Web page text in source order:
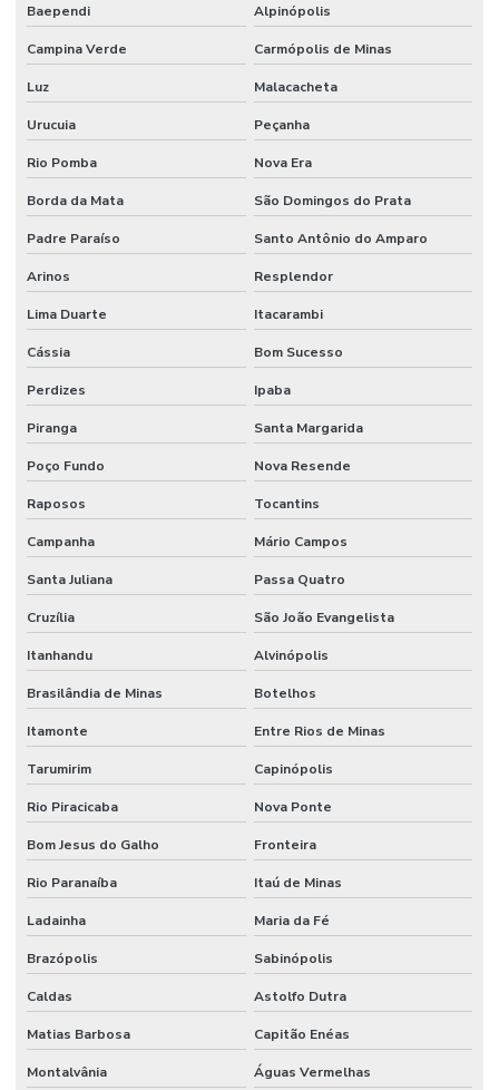
Terminal Hidráulico Flange Minas Gerais
Terminal Hidráulico Flange Reto 45 Graus 90 Graus
Terminal Hidráulico Giratório 60 Graus
Terminal Hidráulico Orfs
Terminal Hidráulico Para Mangueira
Terminal Hidráulico Unf Jic Para Mangueiras
Terminal Hidráulico Variado Minas Gerais
Terminal Macho Fixo Para Mangueira Minas Gerais
Terminal Macho Métrico Sede 24 Graus Mg
Terminal Macho Unf Jic 37 Graus
Terminal Métrico Macho
Tomada De Força Acionadora De Bomba Hidráulica
Tomada De Força Para Bomba Hidráulica Em Minas Gerais
Usinagem De Metais
Usinagem De Nylon Sob Medida
Válvula Para Sistema Hidráulico
Válvula Reguladora De Fluxo
Válvula Segurança
Válvula Solenoide
Vedações Chevron Em Minas Gerais
Vedações Chevron Hidráulicas
Baependi Alpinópolis
Campina Verde Carmópolis de Minas
Luz Malacacheta
Urucuia Peçanha
Rio Pomba Nova Era
Borda da Mata São Domingos do Prata
Padre Paraíso Santo Antônio do Amparo
Arinos Resplendor
Lima Duarte Itacarambi
Cássia Bom Sucesso
Perdizes Ipaba
Piranga Santa Margarida
Poço Fundo Nova Resende
Raposos Tocantins
Campanha Mário Campos
Santa Juliana Passa Quatro
Cruzília São João Evangelista
Itanhandu Alvinópolis
Brasilândia de Minas Botelhos
Itamonte Entre Rios de Minas
Tarumirim Capinópolis
Rio Piracicaba Nova Ponte
Bom Jesus do Galho Fronteira
Rio Paranaíba Itaú de Minas
Ladainha Maria da Fé
Brazópolis Sabinópolis
Caldas Astolfo Dutra
Matias Barbosa Capitão Enéas
Montalvânia Águas Vermelhas